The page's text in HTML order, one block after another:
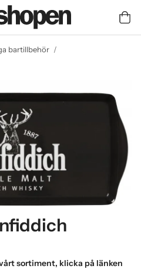
bartillbehör /
sortiment, klicka på länken